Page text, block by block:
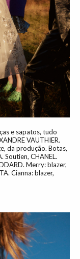
e sapatos, tudo
VAUTHIER.
da produção. Botas,
Soutien, CHANEL.
Merry: blazer,
Cianna: blazer,